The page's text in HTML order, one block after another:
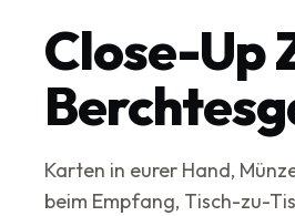
Close-Up
Karten in eurer Hand,
beim Empfang, Tisch-zu-